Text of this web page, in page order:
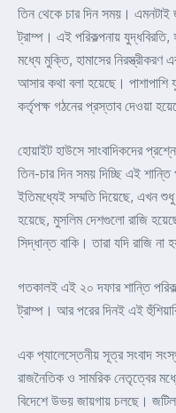
তিন থেকে চার দিন সময়। এমনটাই
ট্রাম্প। এই পরিকল্পনায় যুদ্ধবিরতি,
মধ্যে মুক্তি, হামাসের নিরস্ত্রীকরণ
আসার কথা বলা হয়েছে। পাশাপাশি
কর্তৃপক্ষ গঠনের প্রস্তাব দেওয়া
হোয়াইট হাউসে সাংবাদিকদের
তিন-চার দিন সময় দিচ্ছি এই
ইতিমধ্যেই সম্মতি দিয়েছে, এখন
হয়েছে, মুসলিম দেশগুলো রাজি
সিদ্ধান্ত বাকি। তারা যদি রাজি
গতকালই এই ২০ দফার শান্তি
ট্রাম্প। আর পরের দিনই এই
এক প্যালেস্তেনীয় সূত্র সংবাদ
রাজনৈতিক ও সামরিক নেতৃত্বের
বিদেশে উভয় জায়গায় চলছে।